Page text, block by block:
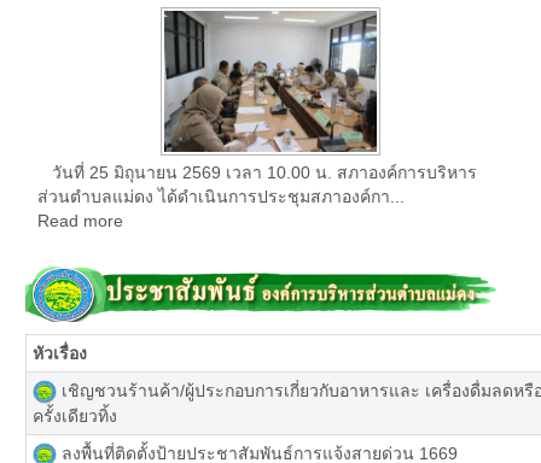
วันที่ 25 มิถุนายน 2569 เวลา 10.00 น. สภาองค์การบริหาร
ส่วนตำบลแม่ดง ได้ดำเนินการประชุมสภาองค์กา...
Read more
หัวเรื่อง
เชิญชวนร้านค้า/ผู้ประกอบการเกี่ยวกับอาหารและ เครื่องดื่มลดห
ครั้งเดียวทิ้ง
ลงพื้นที่ติดตั้งป้ายประชาสัมพันธ์การแจ้งสายด่วน 1669